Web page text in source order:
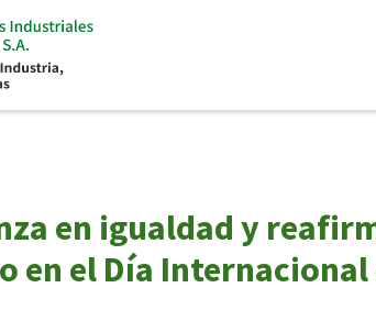
en igualdad y
en el Día Internacional